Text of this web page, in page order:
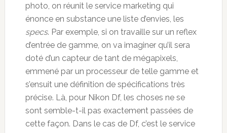
photo, on réunit le service marketing qui
énonce en substance une liste d’envies, les
specs. Par exemple, si on travaille sur un reflex
d’entrée de gamme, on va imaginer qu’il sera
doté d’un capteur de tant de mégapixels,
emmené par un processeur de telle gamme et
s’ensuit une définition de spécifications très
précise. Là, pour Nikon Df, les choses ne se
sont semble-t-il pas exactement passées de
cette façon. Dans le cas de Df, c’est le service